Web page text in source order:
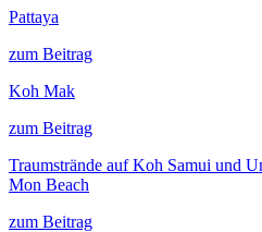
Pattaya
zum Beitrag
Koh Mak
zum Beitrag
Traumstrände auf Koh Samui und
Mon Beach
zum Beitrag